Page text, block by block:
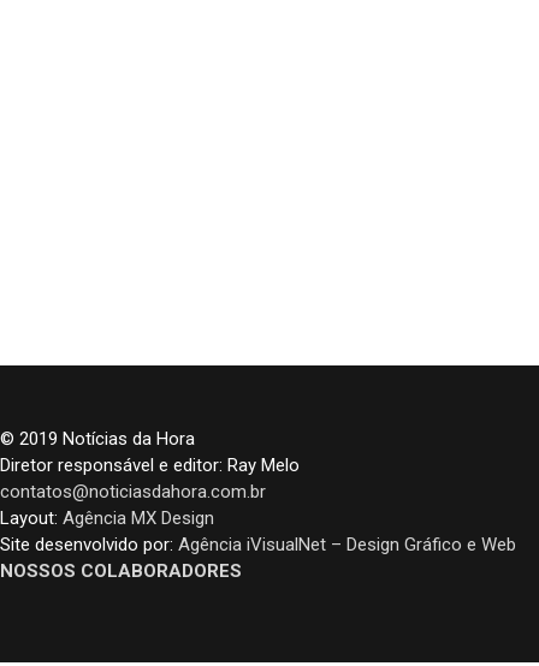
© 2019 Notícias da Hora
Diretor responsável e editor: Ray Melo
contatos@noticiasdahora.com.br
Layout: Agência MX Design
Site desenvolvido por: Agência iVisualNet – Design Gráfico e Web
NOSSOS COLABORADORES